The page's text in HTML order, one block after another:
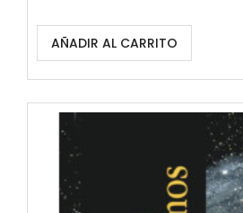
AÑADIR AL CARRITO